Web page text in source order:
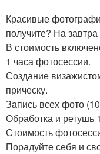
Красивые
получите? На
В стоимость
1 часа фотосессии.
Создание
прическу.
Запись всех фото
Обработка и ретушь
Стоимость
Порадуйте себя и